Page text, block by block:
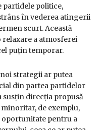
politice,
în vederea atingerii
scurt. Această
relaxare a atmosferei
puțin temporar.
strategii ar putea
din partea partidelor
susțin direcția propusă
de exemplu,
oportunitate pentru a